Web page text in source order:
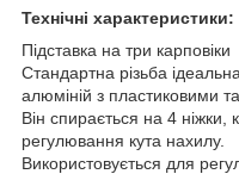
Технічні характеристики:
Підставка на три карповіки
Стандартна різьба
алюміній з пластиковими
Він спирається на 4
регулювання кута нахилу.
Використовується для